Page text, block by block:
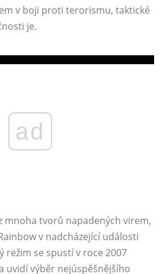
v boji proti terorismu, taktické
je.
ad
mnoha tvorů napadených virem,
v nadcházející události
režim se spustí v roce 2007
uvidí výběr nejúspěšnějšího